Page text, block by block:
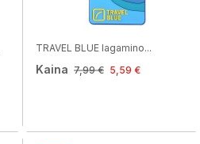
TRAVEL BLUE lagamino...
Kaina 7,99 € 5,59 €